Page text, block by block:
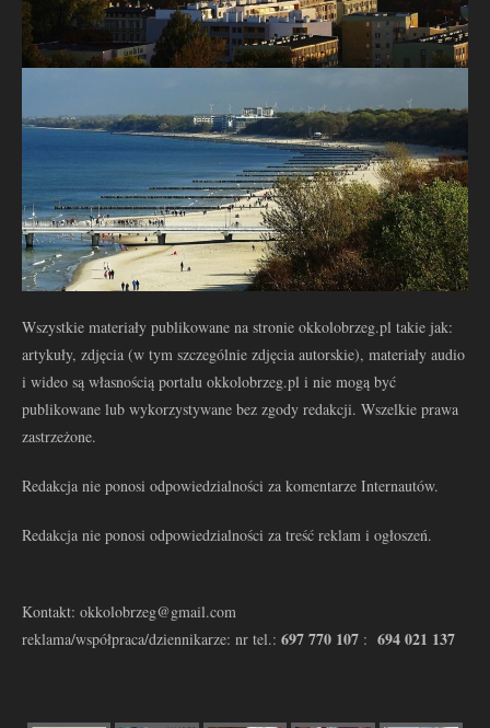
Wszystkie materiały publikowane na stronie okkolobrzeg.pl takie jak:
artykuły, zdjęcia (w tym szczególnie zdjęcia autorskie), materiały audio
i wideo są własnością portalu okkolobrzeg.pl i nie mogą być
publikowane lub wykorzystywane bez zgody redakcji. Wszelkie prawa
zastrzeżone.
Redakcja nie ponosi odpowiedzialności za komentarze Internautów.
Redakcja nie ponosi odpowiedzialności za treść reklam i ogłoszeń.
Kontakt: okkolobrzeg@gmail.com
reklama/współpraca/dziennikarze: nr tel.: 697 770 107 : 694 021 137